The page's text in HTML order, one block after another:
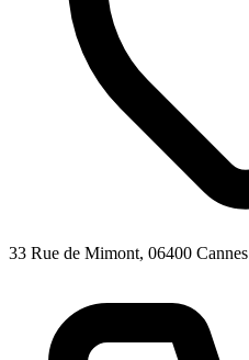
33 Rue de Mimont, 06400 Cannes